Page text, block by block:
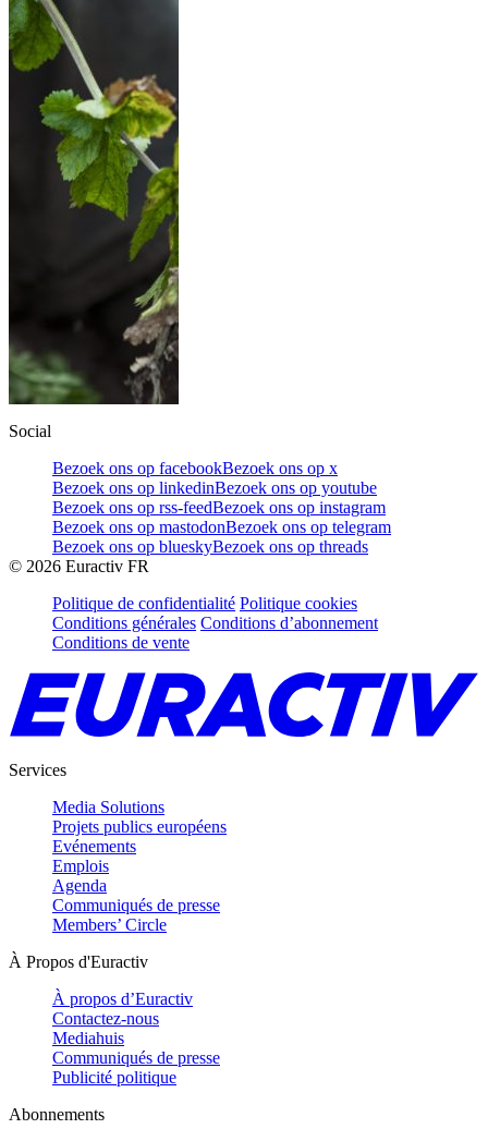
Social
Bezoek ons op facebookBezoek ons op x
Bezoek ons op linkedinBezoek ons op youtube
Bezoek ons op rss-feedBezoek ons op instagram
Bezoek ons op mastodonBezoek ons op telegram
Bezoek ons op blueskyBezoek ons op threads
© 2026 Euractiv FR
Politique de confidentialité Politique cookies
Conditions générales Conditions d’abonnement
Conditions de vente
Services
Media Solutions
Projets publics européens
Evénements
Emplois
Agenda
Communiqués de presse
Members’ Circle
À Propos d'Euractiv
À propos d’Euractiv
Contactez-nous
Mediahuis
Communiqués de presse
Publicité politique
Abonnements